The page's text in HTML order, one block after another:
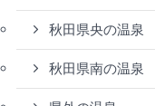
秋田県央の温泉
秋田県南の温泉